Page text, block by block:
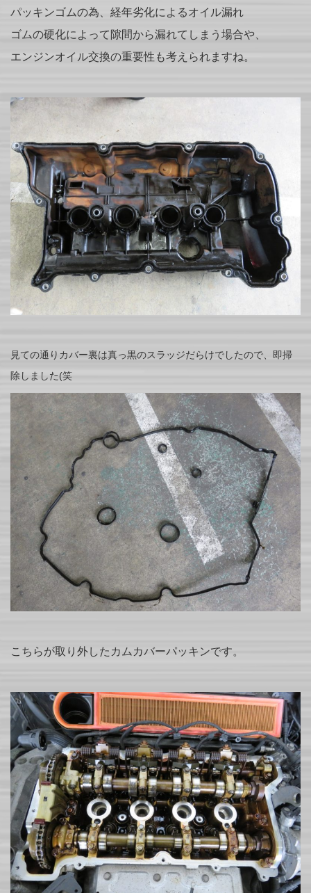
パッキンゴムの為、経年劣化によるオイル漏れ
ゴムの硬化によって隙間から漏れてしまう場合や、
エンジンオイル交換の重要性も考えられますね。
見ての通りカバー裏は真っ黒のスラッジだらけでしたので、即掃
除しました(笑
こちらが取り外したカムカバーパッキンです。